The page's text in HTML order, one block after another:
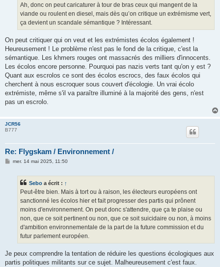
Ah, donc on peut caricaturer à tour de bras ceux qui mangent de la
viande ou roulent en diesel, mais dès qu’on critique un extrémisme vert,
ça devient un scandale sémantique ? Intéressant.
On peut critiquer qui on veut et les extrémistes écolos également !
Heureusement ! Le problème n'est pas le fond de la critique, c'est la
sémantique. Les khmers rouges ont massacrés des milliers d'innocents.
Les écolos encore personne. Pourquoi pas nazis verts tant qu'on y est ?
Quant aux escrolos ce sont des écolos escrocs, des faux écolos qui
cherchent à nous escroquer sous couvert d'écologie. Un vrai écolo
extrémiste, même s'il va paraître illuminé à la majorité des gens, n'est
pas un escrolo.
JCR56
B777
Re: Flygskam / Environnement /
Mmer. 14 mai 2025, 11:50
Sebo a écrit : ↑
Peut-être bien. Mais à tort ou à raison, les électeurs européens ont
sanctionné les écolos hier et fait progresser des partis qui prônent
moins d'environnement. On peut donc s'attendre, que ça te plaise ou
non, que ce soit pertinent ou non, que ce soit suicidaire ou non, à moins
d'ambition environnementale de la part de la future commission et du
futur parlement européen.
Je peux comprendre la tentation de réduire les questions écologiques aux
partis politiques militants sur ce sujet. Malheureusement c'est faux.